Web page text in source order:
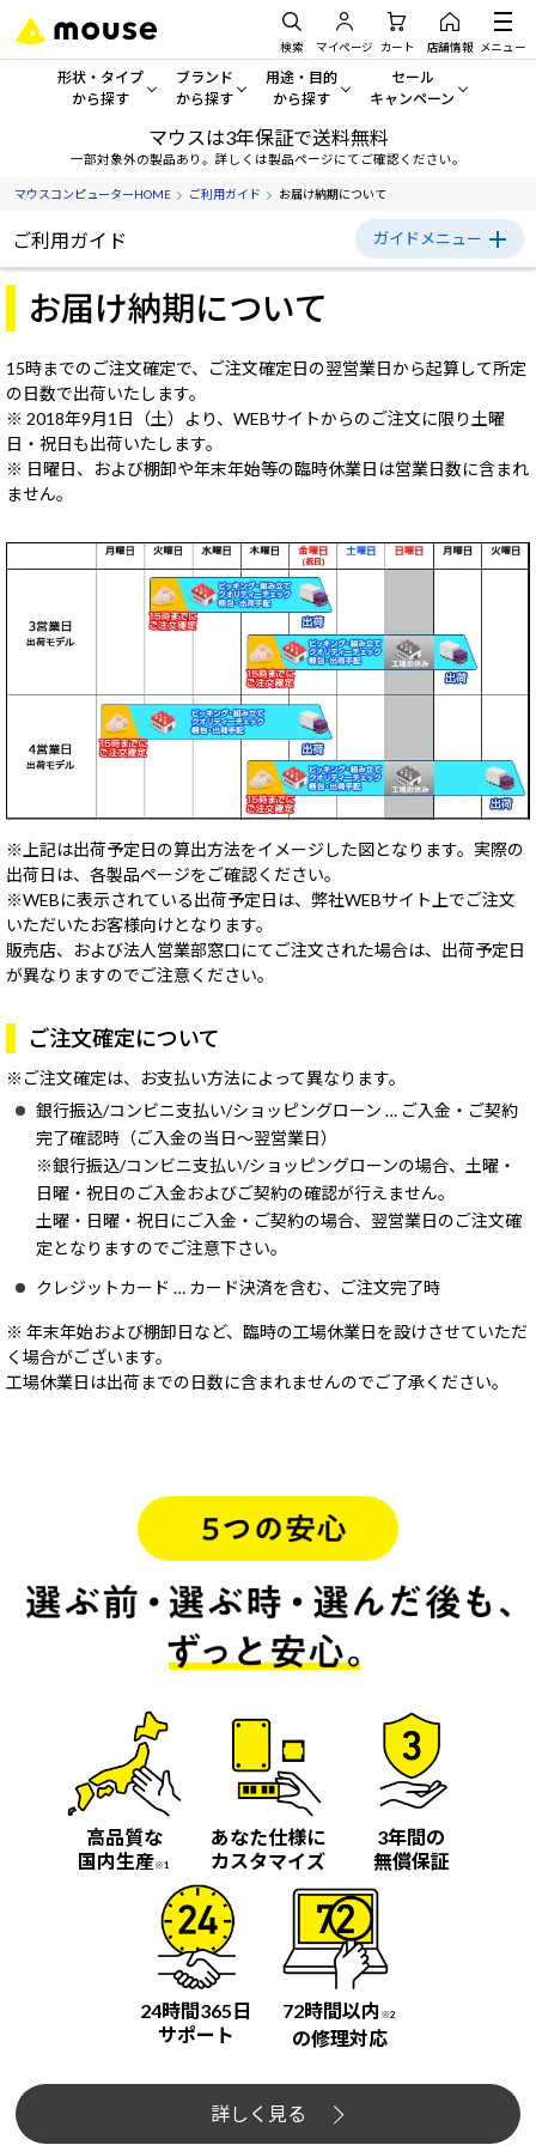
検索 マイページ カート 店舗情報 メニュー
形状・タイプ
から探す
形状・タイプから探す をすべてみる
デスクトップPC
タブレットPC
サーバー
ワークステーション
Windows 11|Copilot+ PC
ブランド
から探す
mouse
G TUNE
DAIV
MousePro
iiyama
用途・目的
から探す
一般向けパソコン
ゲーミングPC・ゲーム向けパソコン
クリエイティブ向け
ビジネス向けパソコン
学習向けパソコン
Windows 11|Copilot+ PC
セール
キャンペーン
セール・キャンペーン
期間限定セール
人気モデルが期間限定・お買
おすすめ目玉パソコン
マウスは3年保証で送料無料
一部対象外の製品あり。詳しくは製品ページにてご確認ください。
マウスコンピューターHOME ご利用ガイド お届け納期について
ご利用ガイド ガイドメニュー
ご利用ガイド
ご購入方法について
お支払い方法について
送料・配送について
キャンセルについて
修理・サポート&サービス
オーダーステータスについて
領収書発行手順について
ウェブサイトからの通知について
よくあるご質問
販売終了製品
お届け納期について
15時までのご注文確定で、ご注文確定日の翌営業日から起算して所定
の日数で出荷いたします。
※ 2018年9月1日（土）より、WEBサイトからのご注文に限り土曜
日・祝日も出荷いたします。
※ 日曜日、および棚卸や年末年始等の臨時休業日は営業日数に含まれ
ません。
※上記は出荷予定日の算出方法をイメージした図となります。実際の
出荷日は、各製品ページをご確認ください。
※WEBに表示されている出荷予定日は、弊社WEBサイト上でご注文
いただいたお客様向けとなります。
販売店、および法人営業部窓口にてご注文された場合は、出荷予定日
が異なりますのでご注意ください。
ご注文確定について
※ご注文確定は、お支払い方法によって異なります。
銀行振込/コンビニ支払い/ショッピングローン … ご入金・ご契約
完了確認時（ご入金の当日～翌営業日）
※銀行振込/コンビニ支払い/ショッピングローンの場合、土曜・
日曜・祝日のご入金およびご契約の確認が行えません。
土曜・日曜・祝日にご入金・ご契約の場合、翌営業日のご注文確
定となりますのでご注意下さい。
クレジットカード … カード決済を含む、ご注文完了時
※ 年末年始および棚卸日など、臨時の工場休業日を設けさせていただ
く場合がございます。
工場休業日は出荷までの日数に含まれませんのでご了承ください。
高品質な
国内生産※1
あなた仕様に
カスタマイズ
3年間の
無償保証
24時間365日
サポート
72時間以内 ※2
の修理対応
詳しく見る